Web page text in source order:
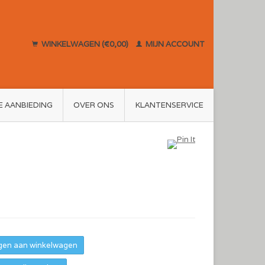
WINKELWAGEN (€0,00) MIJN ACCOUNT
AANBIEDING OVER ONS KLANTENSERVICE
aan winkelwagen